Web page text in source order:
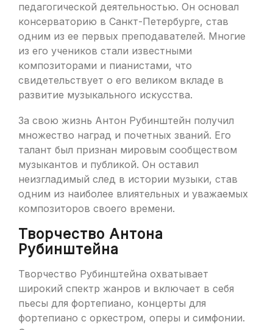
педагогической деятельностью. Он основал
консерваторию в Санкт-Петербурге, став
одним из ее первых преподавателей. Многие
из его учеников стали известными
композиторами и пианистами, что
свидетельствует о его великом вкладе в
развитие музыкального искусства.
За свою жизнь Антон Рубинштейн получил
множество наград и почетных званий. Его
талант был признан мировым сообществом
музыкантов и публикой. Он оставил
неизгладимый след в истории музыки, став
одним из наиболее влиятельных и уважаемых
композиторов своего времени.
Творчество Антона
Рубинштейна
Творчество Рубинштейна охватывает
широкий спектр жанров и включает в себя
пьесы для фортепиано, концерты для
фортепиано с оркестром, оперы и симфонии.